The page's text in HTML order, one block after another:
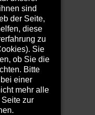
sind
der Seite,
diese
zu
Sie
ob Sie die
Bitte
einer
mehr alle
zur